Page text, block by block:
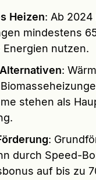
Heizen: Ab
mindestens
nutzen.
:
stehen als
:
durch Speed-
auf bis zu